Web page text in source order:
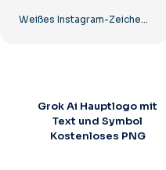
Grok Ai Hauptlogo mit
Text und Symbol
Kostenloses PNG